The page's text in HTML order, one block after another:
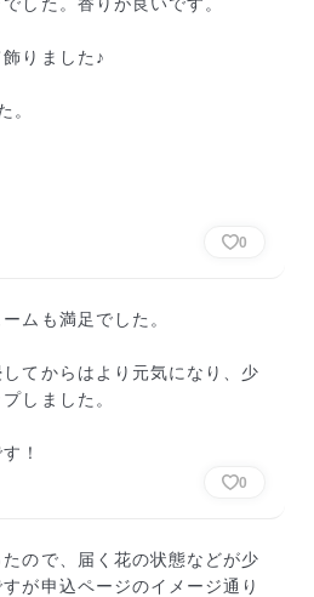
りました♪
。
0
ムも満足でした。
てからはより元気になり、少
しました。
！
0
ので、届く花の状態などが少
が申込ページのイメージ通り